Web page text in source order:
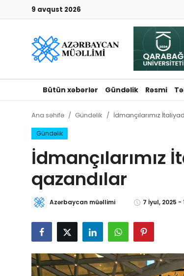
9 avqust 2026
Bütün xəbərlər Gündəlik Rəsmi
Giriş
Qeydiyyat
Qəzetə elan ver
Haqqımızda
Reklam və elan
Biz kimik?
Bütün xəbərlər
Gündəlik
Ana səhifə Gündəlik İdmançılarımız
Gündəlik
İdmançılarımız
qazandılar
Azərbaycan müəllimi 7 İyul, 2025 -